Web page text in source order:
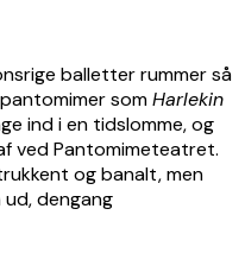
balletter rummer så
somHarlekin
ind i en tidslomme, og
ved Pantomimeteatret.
og banalt, men
dengang